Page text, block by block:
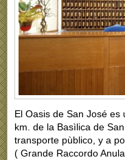
El Oasis de San José
km. de la Basìlica de
transporte pùblico, y a
( Grande Raccordo